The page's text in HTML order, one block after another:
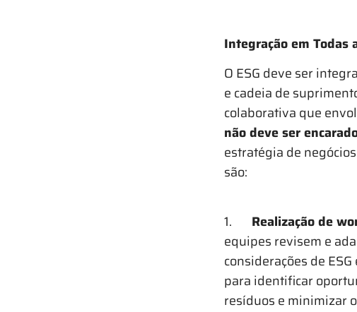
Integração em Todas
O ESG deve ser
e cadeia de
colaborativa que
não deve ser
estratégia de
são:
1. Realização de
equipes revisem e
considerações de
para identificar
resíduos e minimizar